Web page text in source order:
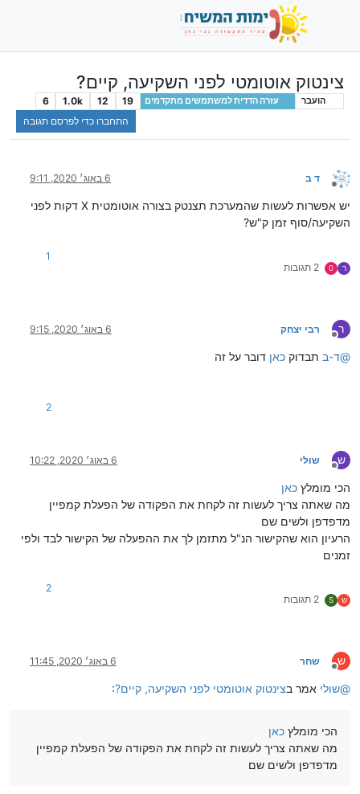
צינטוק אוטומטי לפני השקיעה, קיים?
הועבר עזרה הדדית למשתמשים מתקדמים 19
12
1.0k
6
התחברו כדי לפרסם תגובה
מנותק
ד ב 6 באוג׳ 2020, 9:11
יש אפשרות לעשות שהמערכת תצנטק בצורה אוטומטית X דקות לפני
השקיעה/סוף זמן ק"ש?
ר 0 2 תגובות
1
ר
מנותק
רבי יצחק 6 באוג׳ 2020, 9:15
@ד-ב תבדוק כאן דובר על זה
2
ש
מנותק
שולי 6 באוג׳ 2020, 10:22
הכי מומלץ כאן
מה שאתה צריך לעשות זה לקחת את הפקודה של הפעלת קמפיין
מדפדפן ולשים שם
הרעיון הוא שהקישור הנ"ל מתזמן לך את ההפעלה של הקישור לבד ולפי
זמנים
ש S 2 תגובות
2
ש
מנותק
שחר 6 באוג׳ 2020, 11:45
@שולי אמר בצינטוק אוטומטי לפני השקיעה, קיים?:
הכי מומלץ כאן
מה שאתה צריך לעשות זה לקחת את הפקודה של הפעלת קמפיין
מדפדפן ולשים שם